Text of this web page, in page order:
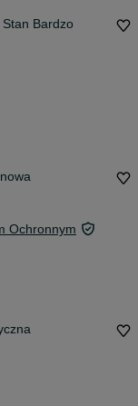
Bardzo
Ochronnym